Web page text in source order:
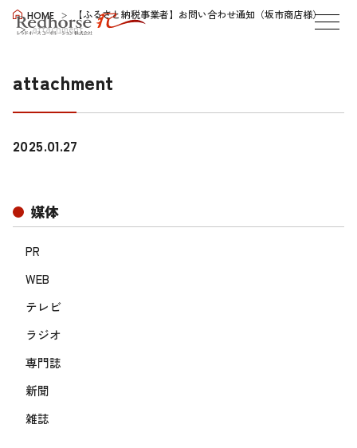
HOME
【ふるさと納税事業者】お問い合わせ通知（坂市商店様）
attachment
attachment
媒体
PR
WEB
テレビ
ラジオ
専門誌
新聞
雑誌
2025.01.27